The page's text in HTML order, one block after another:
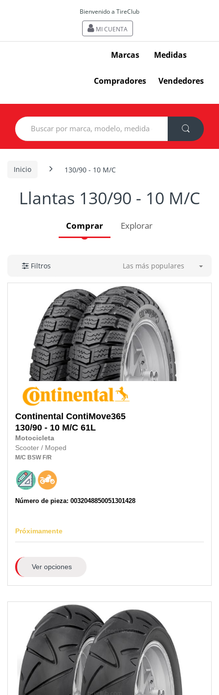
Bienvenido a TireClub
MI CUENTA
Marcas Medidas
Compradores Vendedores
Search
for:
Inicio 130/90 - 10 M/C
Llantas 130/90 - 10 M/C
Comprar Explorar
Filtros Las más populares
Continental ContiMove365
130/90 - 10 M/C 61L
Motocicleta
Scooter / Moped
M/C BSW F/R
Número de pieza: 0032048850051301428
Próximamente
Ver opciones